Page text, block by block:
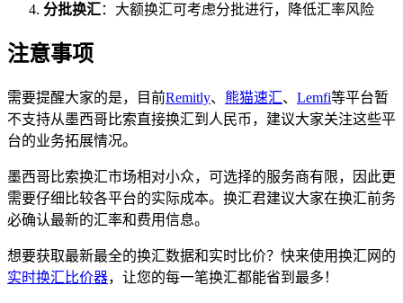
分批换汇：大额换汇可考虑分批进行，降低汇率风险
注意事项
需要提醒大家的是，目前Remitly、 熊猫速汇、 Lemfi等平台暂
不支持从墨西哥比索直接换汇到人民币，建议大家关注这些平
台的业务拓展情况。
墨西哥比索换汇市场相对小众，可选择的服务商有限，因此更
需要仔细比较各平台的实际成本。换汇君建议大家在换汇前务
必确认最新的汇率和费用信息。
想要获取最新最全的换汇数据和实时比价？快来使用换汇网的
实时换汇比价器，让您的每一笔换汇都能省到最多！